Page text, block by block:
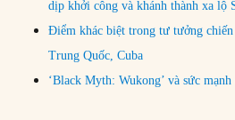
dịp khởi công và khánh thành xa lộ
Điểm khác biệt trong tư tưởng chiến
Trung Quốc, Cuba
‘Black Myth: Wukong’ và sức